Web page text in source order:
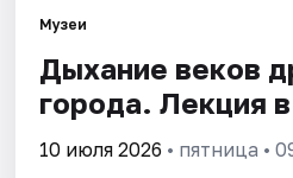
Музеи
Дыхание веков
города. Лекция
10 июля 2026 • пятница •